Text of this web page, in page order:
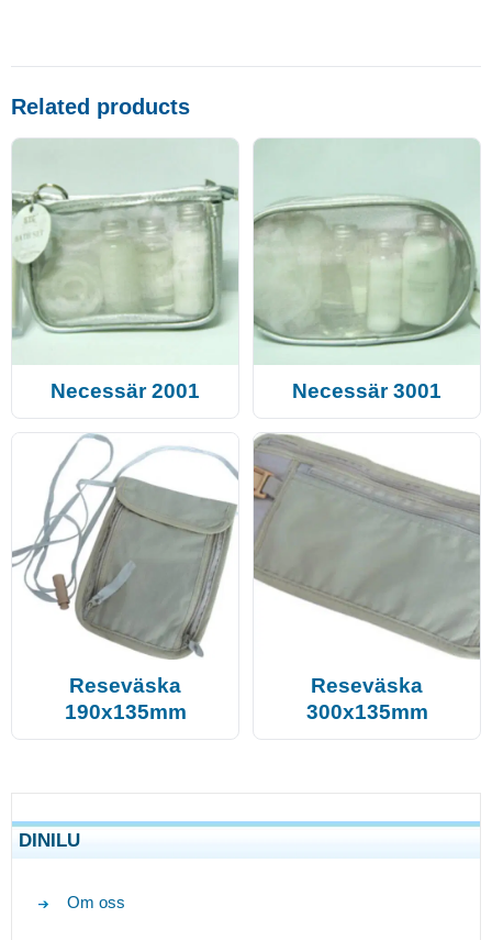
Related products
Necessär 2001 Necessär 3001
Reseväska
190x135mm
Reseväska
300x135mm
DINILU
Om oss